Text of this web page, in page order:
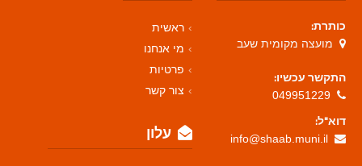
כותרת:
מועצה מקומית שעב
התקשר עכשיו:
049951229
דוא"ל:
info@shaab.muni.il
ראשית
מי אנחנו
פרטיות
צור קשר
עלון